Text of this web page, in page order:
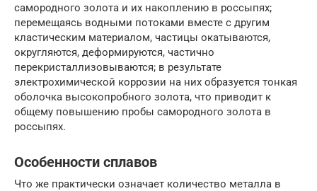
самородного золота и их накоплению в россыпях;
перемещаясь водными потоками вместе с другим
кластическим материалом, частицы окатываются,
округляются, деформируются, частично
перекристаллизовываются; в результате
электрохимической коррозии на них образуется тонкая
оболочка высокопробного золота, что приводит к
общему повышению пробы самородного золота в
россыпях.
Особенности сплавов
Что же практически означает количество металла в